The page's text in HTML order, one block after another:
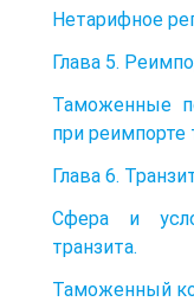
Нетарифное
Глава 5.
Таможенные
при реимпорте
Глава 6.
Сфера и
транзита.
Таможенный